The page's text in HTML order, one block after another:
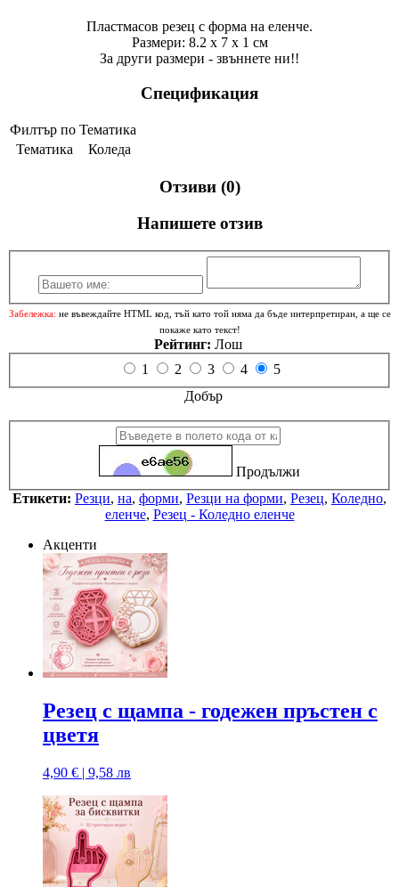
Пластмасов резец с форма на еленче.
Размери: 8.2 x 7 х 1 см
За други размери - звъннете ни!!
Спецификация
Филтър по Тематика
Тематика
Коледа
Отзиви (0)
Напишете отзив
Забележка: не въвеждайте HTML код, тъй като той няма да бъде интерпретиран, а ще се
покаже като текст!
Рейтинг: Лош
1
2 3 4
5
Добър
Продължи
Етикети: Резци, на, форми, Резци на форми, Резец, Коледно,
еленче, Резец - Коледно еленче
Акценти
Резец с щампa - годежен пръстен с
цветя
4,90 € | 9,58 лв